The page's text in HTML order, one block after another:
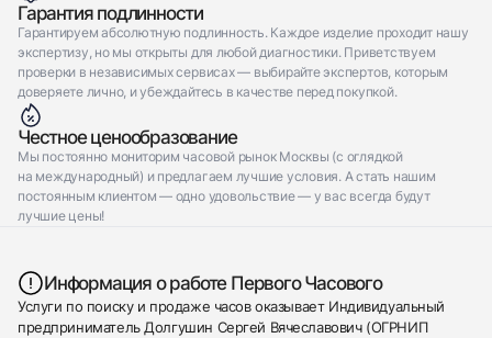
Гарантия подлинности
Гарантируем абсолютную подлинность. Каждое изделие проходит нашу
экспертизу, но мы открыты для любой диагностики. Приветствуем
проверки в независимых сервисах — выбирайте экспертов, которым
доверяете лично, и убеждайтесь в качестве перед покупкой.
Честное ценообразование
Мы постоянно мониторим часовой рынок Москвы (с оглядкой
на международный) и предлагаем лучшие условия. А стать нашим
постоянным клиентом — одно удовольствие — у вас всегда будут
лучшие цены!
Информация о работе Первого Часового
Услуги по поиску и продаже часов оказывает Индивидуальный
предприниматель Долгушин Сергей Вячеславович (ОГРНИП